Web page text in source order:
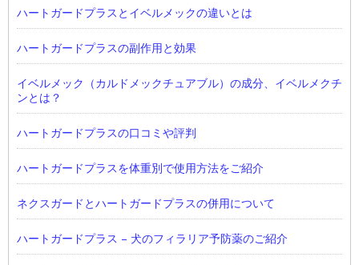
ハートガードプラスとイベルメックの違いとは
ハートガードプラスの副作用と効果
イベルメック（カルドメックチュアブル）の成分、イベルメクチ
ンとは？
ハートガードプラスの口コミや評判
ハートガードプラスを体重別で使用方法をご紹介
ネクスガードとハートガードプラスの併用について
ハートガードプラス – 犬のフィラリア予防薬のご紹介